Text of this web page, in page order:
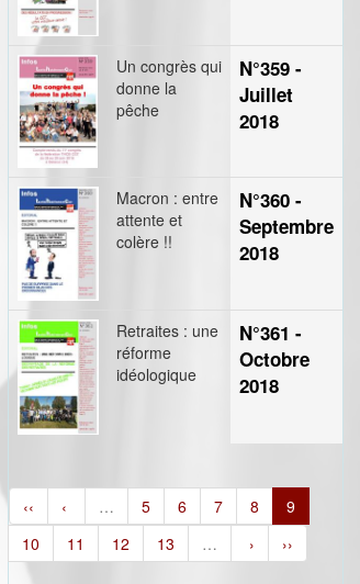
Un congrès qui
donne la
pêche
N°359 -
Juillet
2018
Macron : entre
attente et
colère !!
N°360 -
Septembre
2018
Retraites : une
réforme
idéologique
N°361 -
Octobre
2018
‹‹ ‹ … 5 6 7 8
9
10
11 12 13 … › ››